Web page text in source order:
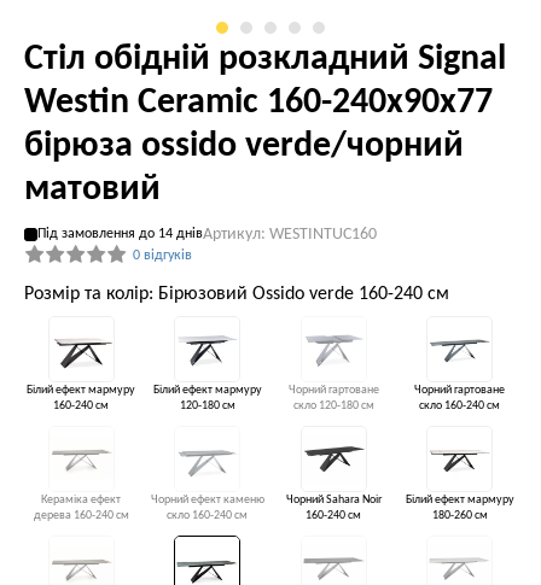
Стіл обідній розкладний Signal
Westin Ceramic 160-240x90x77
бірюза ossido verde/чорний
матовий
Під замовлення до 14 днівАртикул: WESTINTUC160
0 відгуків
Розмір та колір: Бірюзовий Ossido verde 160-240 см
Білий ефект мармуру
160-240 см
Білий ефект мармуру
120-180 см
Чорний гартоване
скло 120-180 см
Чорний гартоване
скло 160-240 см
Кераміка ефект
дерева 160-240 см
Чорний ефект каменю
скло 160-240 см
Чорний Sahara Noir
160-240 см
Білий ефект мармуру
180-260 см